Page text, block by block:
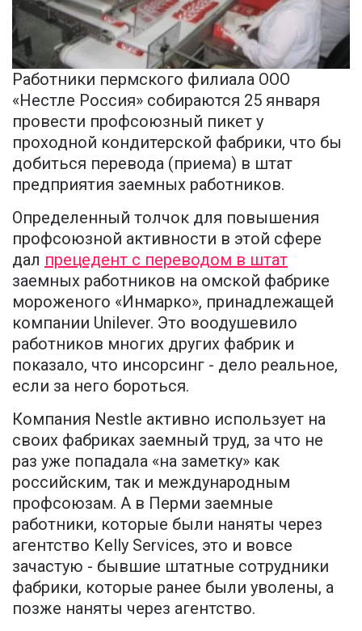
Работники пермского филиала ООО
«Нестле Россия» собираются 25 января
провести профсоюзный пикет у
проходной кондитерской фабрики, что бы
добиться перевода (приема) в штат
предприятия заемных работников.
Определенный толчок для повышения
профсоюзной активности в этой сфере
дал прецедент с переводом в штат
заемных работников на омской фабрике
мороженого «Инмарко», принадлежащей
компании Unilever. Это воодушевило
работников многих других фабрик и
показало, что инсорсинг - дело реальное,
если за него бороться.
Компания Nestle активно использует на
своих фабриках заемный труд, за что не
раз уже попадала «на заметку» как
российским, так и международным
профсоюзам. А в Перми заемные
работники, которые были наняты через
агентство Kelly Services, это и вовсе
зачастую - бывшие штатные сотрудники
фабрики, которые ранее были уволены, а
позже наняты через агентство.